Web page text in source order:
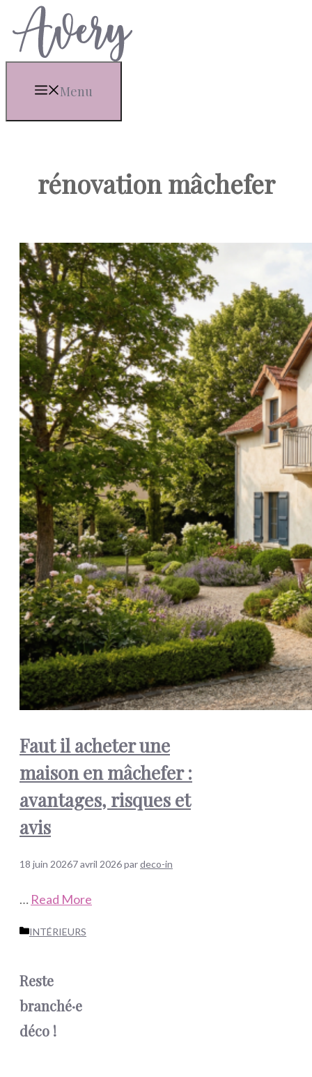
Aller
au
contenu
Menu
rénovation mâchefer
Faut il acheter une
maison en mâchefer :
avantages, risques et
avis
18 juin 20267 avril 2026pardeco-in
… Read More
Catégories
INTÉRIEURS
Reste
branché·e
déco !